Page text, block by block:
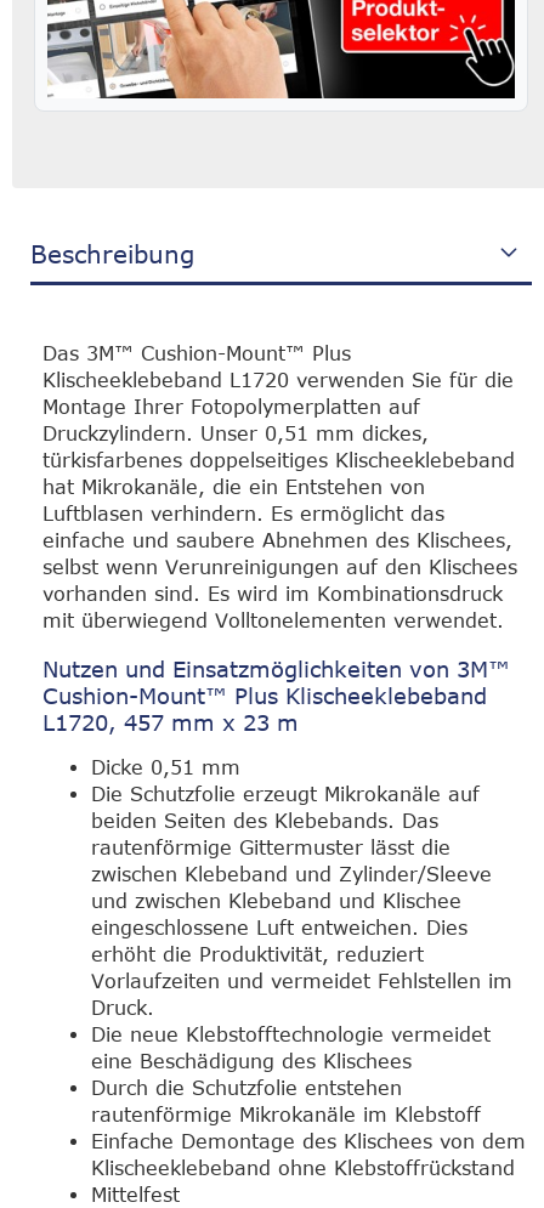
Beschreibung
Das 3M™ Cushion-Mount™ Plus
Klischeeklebeband L1720 verwenden Sie für die
Montage Ihrer Fotopolymerplatten auf
Druckzylindern. Unser 0,51 mm dickes,
türkisfarbenes doppelseitiges Klischeeklebeband
hat Mikrokanäle, die ein Entstehen von
Luftblasen verhindern. Es ermöglicht das
einfache und saubere Abnehmen des Klischees,
selbst wenn Verunreinigungen auf den Klischees
vorhanden sind. Es wird im Kombinationsdruck
mit überwiegend Volltonelementen verwendet.
Nutzen und Einsatzmöglichkeiten von 3M™
Cushion-Mount™ Plus Klischeeklebeband
L1720, 457 mm x 23 m
Dicke 0,51 mm
Die Schutzfolie erzeugt Mikrokanäle auf
beiden Seiten des Klebebands. Das
rautenförmige Gittermuster lässt die
zwischen Klebeband und Zylinder/Sleeve
und zwischen Klebeband und Klischee
eingeschlossene Luft entweichen. Dies
erhöht die Produktivität, reduziert
Vorlaufzeiten und vermeidet Fehlstellen im
Druck.
Die neue Klebstofftechnologie vermeidet
eine Beschädigung des Klischees
Durch die Schutzfolie entstehen
rautenförmige Mikrokanäle im Klebstoff
Einfache Demontage des Klischees von dem
Klischeeklebeband ohne Klebstoffrückstand
Mittelfest